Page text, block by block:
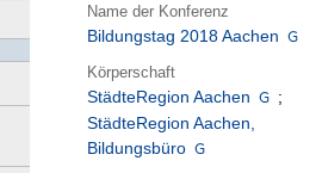
Name der Konferenz
Bildungstag 2018 Aachen
Körperschaft
StädteRegion Aachen
;
StädteRegion Aachen,
Bildungsbüro